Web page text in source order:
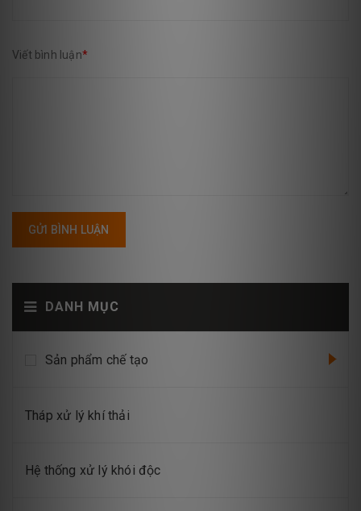
DANH MỤC
Sản phẩm chế tạo
Tháp xử lý khí thải
Hệ thống xử lý khói độc
Viết bình luận*
GỬI BÌNH LUẬN